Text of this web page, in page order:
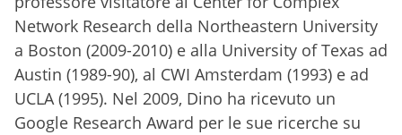
Network Research della Northeastern University
a Boston (2009-2010) e alla University of Texas ad
Austin (1989-90), al CWI Amsterdam (1993) e ad
UCLA (1995). Nel 2009, Dino ha ricevuto un
Google Research Award per le sue ricerche su